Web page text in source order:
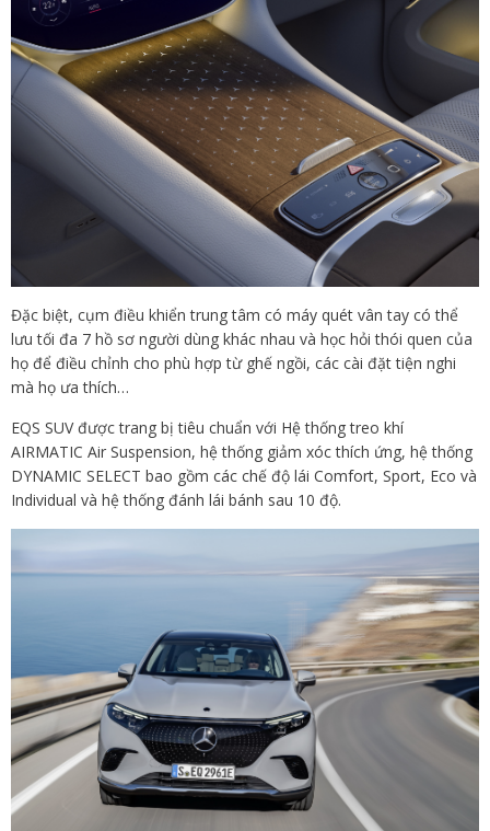
Đặc biệt, cụm điều khiển trung tâm có máy quét vân tay có thể
lưu tối đa 7 hồ sơ người dùng khác nhau và học hỏi thói quen của
họ để điều chỉnh cho phù hợp từ ghế ngồi, các cài đặt tiện nghi
mà họ ưa thích…
EQS SUV được trang bị tiêu chuẩn với Hệ thống treo khí
AIRMATIC Air Suspension, hệ thống giảm xóc thích ứng, hệ thống
DYNAMIC SELECT bao gồm các chế độ lái Comfort, Sport, Eco và
Individual và hệ thống đánh lái bánh sau 10 độ.